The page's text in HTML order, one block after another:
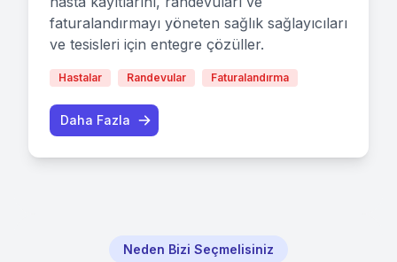
faturalandırmayı yöneten sağlık sağlayıcıları
ve tesisleri için entegre çözüller.
Hastalar Randevular Faturalandırma
Daha Fazla
Neden Bizi Seçmelisiniz